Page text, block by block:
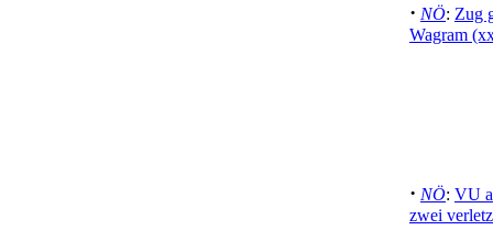
· NÖ: Zug
Wagram
· NÖ: VU
zwei